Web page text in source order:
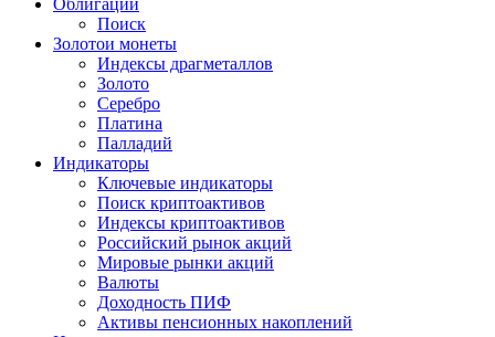
Поиск
Золотои монеты
Индексы драгметаллов
Золото
Серебро
Платина
Палладий
Индикаторы
Ключевые индикаторы
Поиск криптоактивов
Индексы криптоактивов
Российский рынок акций
Мировые рынки акций
Валюты
Доходность ПИФ
Активы пенсионных накоплений